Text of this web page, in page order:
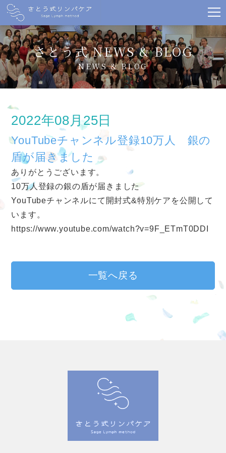
さとう式 NEWS & BLOG
NEWS & BLOG
2022年08月25日
YouTubeチャンネル登録10万人 銀の
盾が届きました
ありがとうございます。
10万人登録の銀の盾が届きました
YouTubeチャンネルにて開封式&特別ケアを公開して
います。
https://www.youtube.com/watch?v=9F_ETmT0DDI
一覧へ戻る